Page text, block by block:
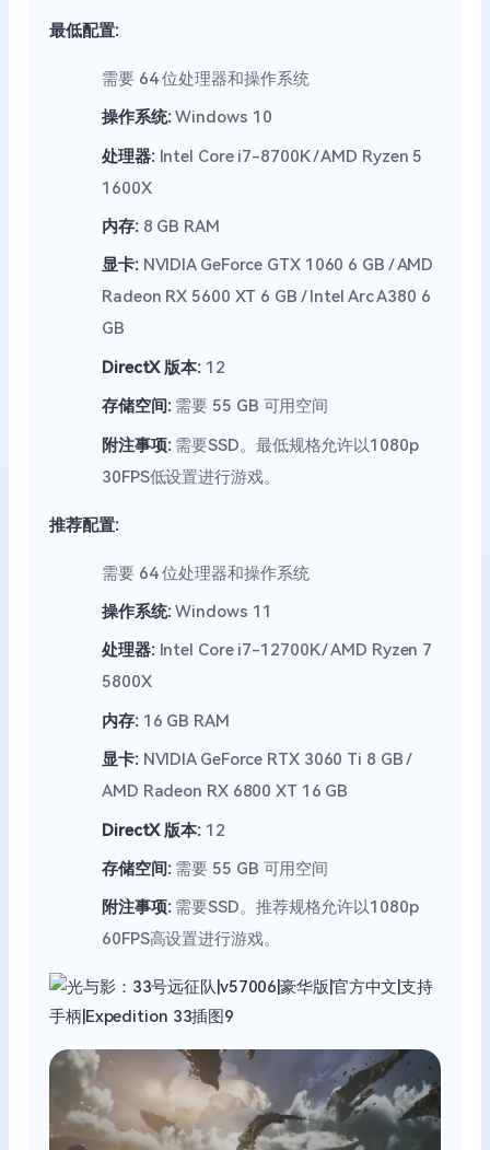
最低配置:
需要 64 位处理器和操作系统
操作系统:Windows 10
处理器:Intel Core i7-8700K / AMD Ryzen 5
1600X
内存:8 GB RAM
显卡:NVIDIA GeForce GTX 1060 6 GB / AMD
Radeon RX 5600 XT 6 GB / Intel Arc A380 6
GB
DirectX 版本:12
存储空间:需要 55 GB 可用空间
附注事项:需要SSD。最低规格允许以1080p
30FPS低设置进行游戏。
推荐配置:
需要 64 位处理器和操作系统
操作系统:Windows 11
处理器:Intel Core i7-12700K / AMD Ryzen 7
5800X
内存:16 GB RAM
显卡:NVIDIA GeForce RTX 3060 Ti 8 GB /
AMD Radeon RX 6800 XT 16 GB
DirectX 版本:12
存储空间:需要 55 GB 可用空间
附注事项:需要SSD。推荐规格允许以1080p
60FPS高设置进行游戏。